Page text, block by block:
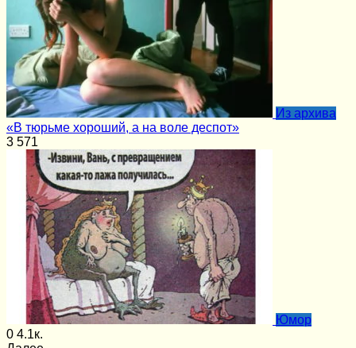
Из архива
«В тюрьме хороший, а на воле деспот»
3 571
Юмор
0 4.1к.